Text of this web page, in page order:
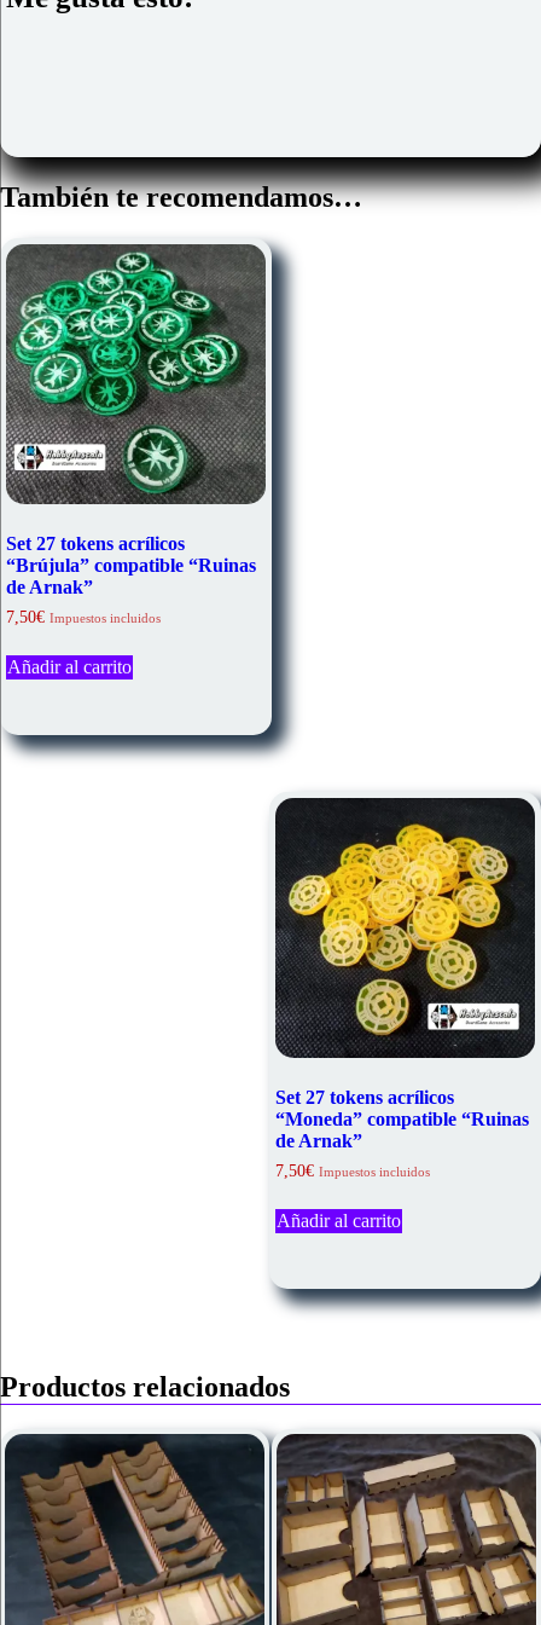
También te recomendamos…
Set 27 tokens acrílicos
“Brújula” compatible “Ruinas
de Arnak”
7,50€ Impuestos incluidos
Añadir al carrito
Set 27 tokens acrílicos
“Moneda” compatible “Ruinas
de Arnak”
7,50€ Impuestos incluidos
Añadir al carrito
Productos relacionados